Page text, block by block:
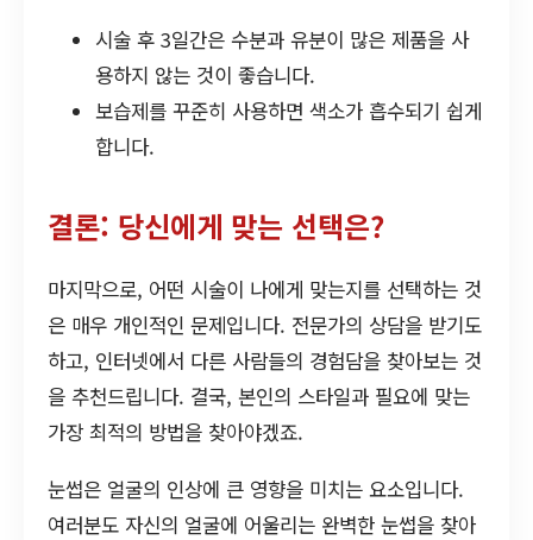
시술 후 3일간은 수분과 유분이 많은 제품을 사
용하지 않는 것이 좋습니다.
보습제를 꾸준히 사용하면 색소가 흡수되기 쉽게
합니다.
결론: 당신에게 맞는 선택은?
마지막으로, 어떤 시술이 나에게 맞는지를 선택하는 것
은 매우 개인적인 문제입니다. 전문가의 상담을 받기도
하고, 인터넷에서 다른 사람들의 경험담을 찾아보는 것
을 추천드립니다. 결국, 본인의 스타일과 필요에 맞는
가장 최적의 방법을 찾아야겠죠.
눈썹은 얼굴의 인상에 큰 영향을 미치는 요소입니다.
여러분도 자신의 얼굴에 어울리는 완벽한 눈썹을 찾아